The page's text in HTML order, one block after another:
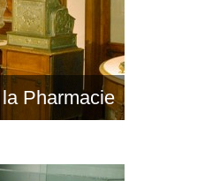
Pharmacie